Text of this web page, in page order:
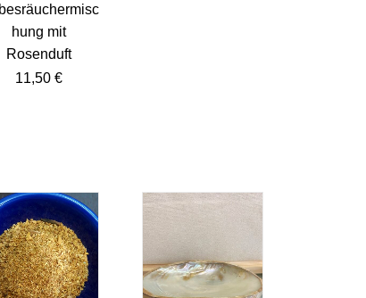
hung mit
Rosenduft
11,50 €